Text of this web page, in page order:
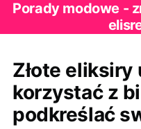
Porady modowe -
Złote eliksiry
korzystać z
podkreślać